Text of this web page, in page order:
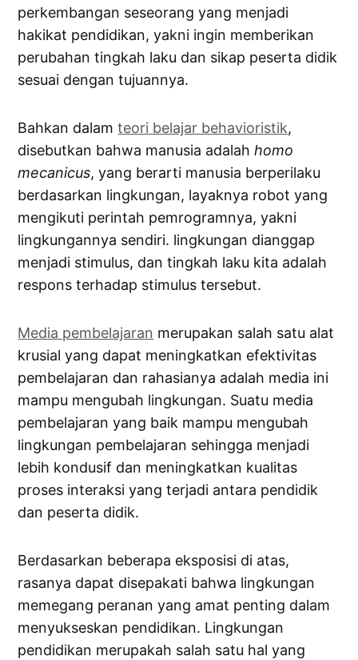
perkembangan seseorang yang menjadi
hakikat pendidikan, yakni ingin memberikan
perubahan tingkah laku dan sikap peserta didik
sesuai dengan tujuannya.
Bahkan dalamteori belajar behavioristik,
disebutkan bahwa manusia adalahhomo
mecanicus, yang berarti manusia berperilaku
berdasarkan lingkungan, layaknya robot yang
mengikuti perintah pemrogramnya, yakni
lingkungannya sendiri. lingkungan dianggap
menjadi stimulus, dan tingkah laku kita adalah
respons terhadap stimulus tersebut.
Media pembelajaran merupakan salah satu alat
krusial yang dapat meningkatkan efektivitas
pembelajaran dan rahasianya adalah media ini
mampu mengubah lingkungan. Suatu media
pembelajaran yang baik mampu mengubah
lingkungan pembelajaran sehingga menjadi
lebih kondusif dan meningkatkan kualitas
proses interaksi yang terjadi antara pendidik
dan peserta didik.
Berdasarkan beberapa eksposisi di atas,
rasanya dapat disepakati bahwa lingkungan
memegang peranan yang amat penting dalam
menyukseskan pendidikan. Lingkungan
pendidikan merupakah salah satu hal yang